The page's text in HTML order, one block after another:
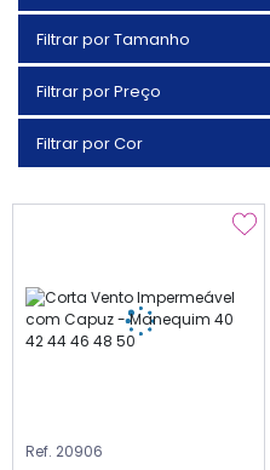
Filtrar por Tamanho
Filtrar por Preço
Filtrar por Cor
Ref. 20906